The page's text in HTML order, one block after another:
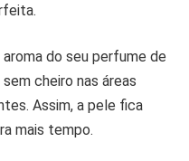
do seu perfume de
cheiro nas áreas
Assim, a pele fica
mais tempo.